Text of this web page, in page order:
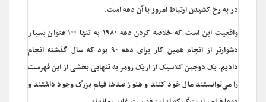
در به رخ ‌کشیدن ارتباط امروز با آن دهه است.
واقعیت این است که خلاصه کردن دهه ۱۹۸۰ به تنها ۱۰۰ عنوان بسیار
دشوارتر از انجام همین کار برای دهه ۹۰ بود که سال گذشته انجام
دادیم. یک دوجین کلاسیک از اریک رومر به تنهایی بخشی از این فهرست
را می‌توانستند مال خود کنند و هنوز صدها فیلم بزرگ وجود داشتند و